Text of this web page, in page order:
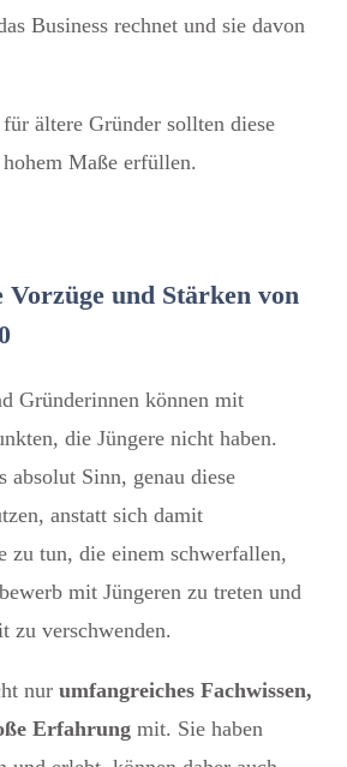
Business rechnet und sie davon
ältere Gründer sollten diese
Maße erfüllen.
Vorzüge und Stärken von
Gründerinnen können mit
die Jüngere nicht haben.
absolut Sinn, genau diese
anstatt sich damit
zu tun, die einem schwerfallen,
mit Jüngeren zu treten und
zu verschwenden.
nur umfangreiches Fachwissen,
Erfahrung mit. Sie haben